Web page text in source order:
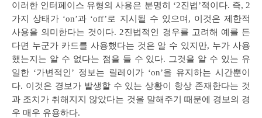
이러한 인터페이스 유형의 사용은 분명히 ‘2진법’적이다. 즉, 2
가지 상태가 ‘on’과 ‘off’로 지시될 수 있으며, 이것은 제한적
사용을 의미한다는 것이다. 2진법적인 경우를 고려해 예를 든
다면 누군가 카드를 사용했다는 것은 알 수 있지만, 누가 사용
했는지는 알 수 없다는 점을 들 수 있다. 그것을 알 수 있는 유
일한 ‘가변적인’ 정보는 릴레이가 ‘on’을 유지하는 시간뿐이
다. 이것은 경보가 발생할 수 있는 상황이 항상 존재한다는 것
과 조치가 취해지지 않았다는 것을 말해주기 때문에 경보의 경
우 매우 유용하다.